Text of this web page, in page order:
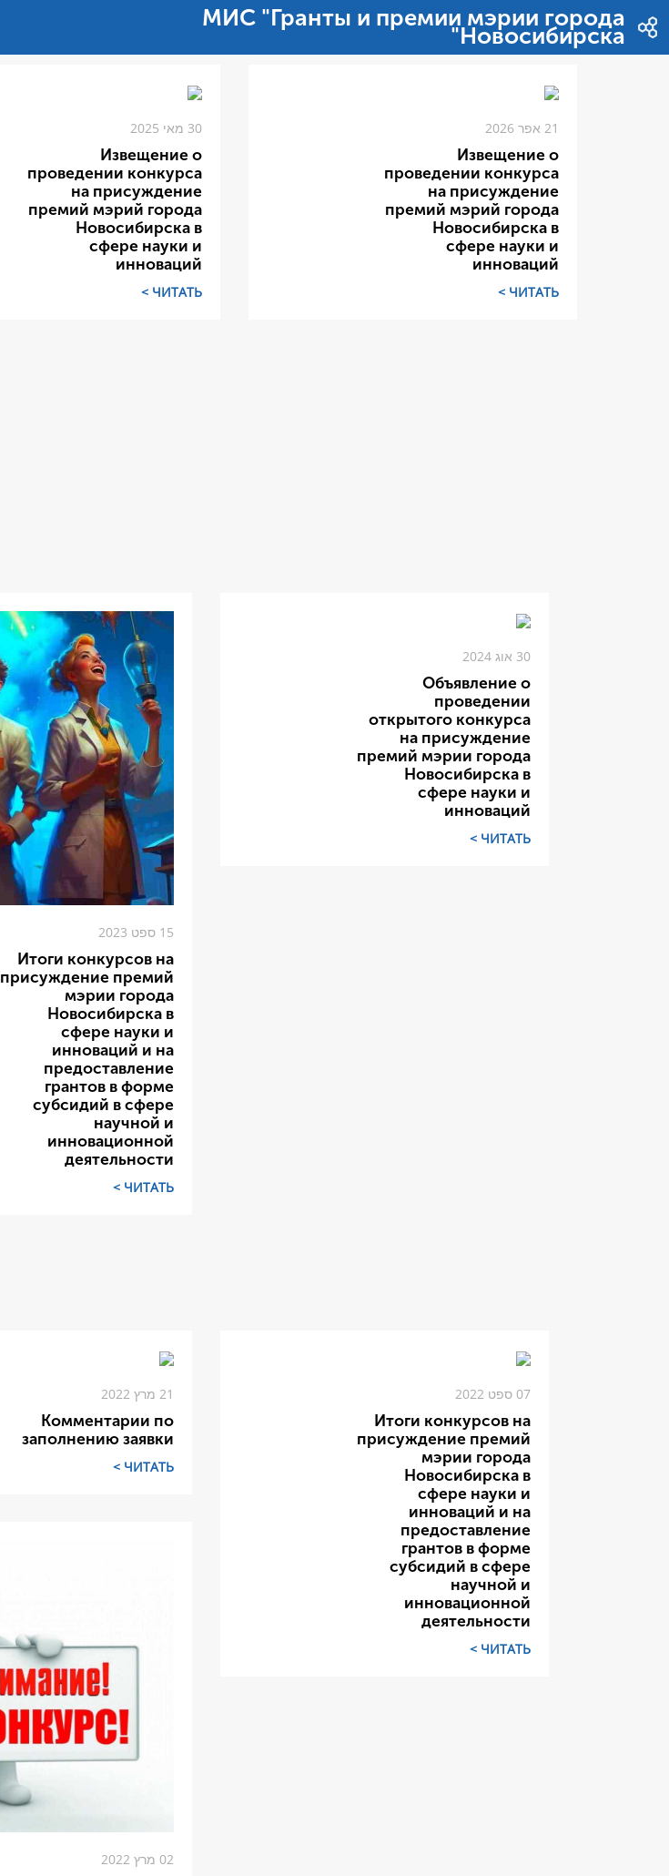
МИС "Гранты и премии мэрии города
Новосибирска"
21 אפר 2026
Извещение о
проведении конкурса
на присуждение
премий мэрий города
Новосибирска в
сфере науки и
инноваций
ЧИТАТЬ >
30 מאי 2025
Извещение о
проведении конкурса
на присуждение
премий мэрий города
Новосибирска в
сфере науки и
инноваций
ЧИТАТЬ >
30 אוג 2024
Объявление о
проведении
открытого конкурса
на присуждение
премий мэрии города
Новосибирска в
сфере науки и
инноваций
ЧИТАТЬ >
15 ספט 2023
Итоги конкурсов на
присуждение премий
мэрии города
Новосибирска в
сфере науки и
инноваций и на
предоставление
грантов в форме
субсидий в сфере
научной и
инновационной
деятельности
ЧИТАТЬ >
07 ספט 2022
Итоги конкурсов на
присуждение премий
мэрии города
Новосибирска в
сфере науки и
инноваций и на
предоставление
грантов в форме
субсидий в сфере
научной и
инновационной
деятельности
ЧИТАТЬ >
21 מרץ 2022
Комментарии по
заполнению заявки
ЧИТАТЬ >
02 מרץ 2022